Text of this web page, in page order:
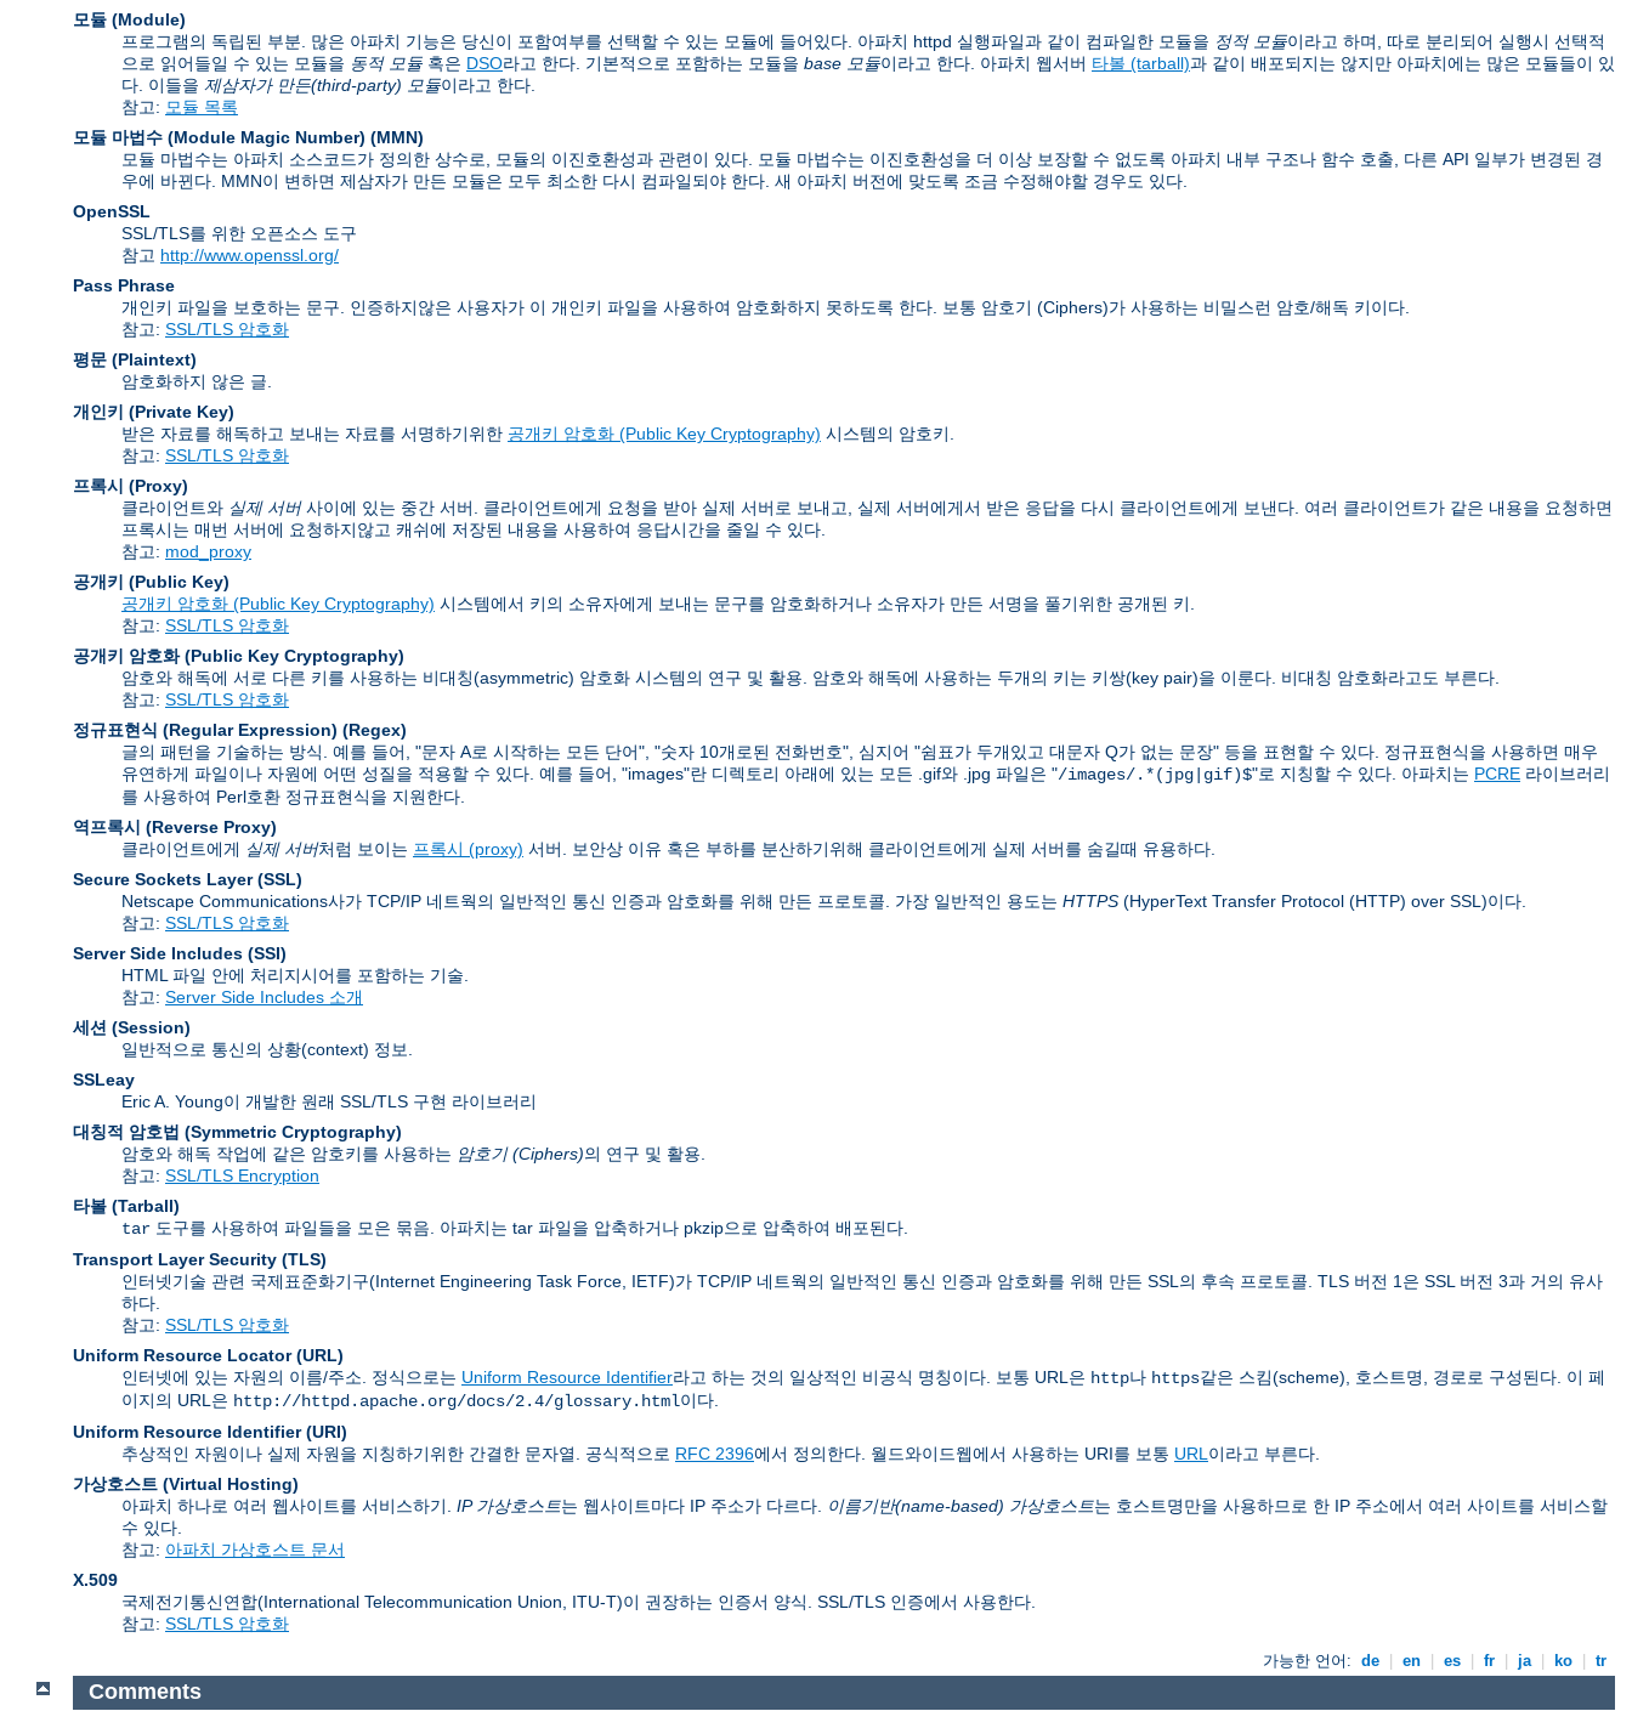
모듈 (Module)
프로그램의 독립된 부분. 많은 아파치 기능은 당신이 포함여부를 선택할 수 있는 모듈에 들어있다. 아파치 httpd 실행파일과 같이 컴파일한 모듈을 정적 모듈이라고 하며, 따로 분리되어 실행시 선택적
으로 읽어들일 수 있는 모듈을 동적 모듈 혹은 DSO라고 한다. 기본적으로 포함하는 모듈을 base 모듈이라고 한다. 아파치 웹서버 타볼 (tarball)과 같이 배포되지는 않지만 아파치에는 많은 모듈들이 있
다. 이들을 제삼자가 만든(third-party) 모듈이라고 한다.
참고: 모듈 목록
모듈 마법수 (Module Magic Number) (MMN)
모듈 마법수는 아파치 소스코드가 정의한 상수로, 모듈의 이진호환성과 관련이 있다. 모듈 마법수는 이진호환성을 더 이상 보장할 수 없도록 아파치 내부 구조나 함수 호출, 다른 API 일부가 변경된 경
우에 바뀐다. MMN이 변하면 제삼자가 만든 모듈은 모두 최소한 다시 컴파일되야 한다. 새 아파치 버전에 맞도록 조금 수정해야할 경우도 있다.
OpenSSL
SSL/TLS를 위한 오픈소스 도구
참고 http://www.openssl.org/
Pass Phrase
개인키 파일을 보호하는 문구. 인증하지않은 사용자가 이 개인키 파일을 사용하여 암호화하지 못하도록 한다. 보통 암호기 (Ciphers)가 사용하는 비밀스런 암호/해독 키이다.
참고: SSL/TLS 암호화
평문 (Plaintext)
암호화하지 않은 글.
개인키 (Private Key)
받은 자료를 해독하고 보내는 자료를 서명하기위한 공개키 암호화 (Public Key Cryptography) 시스템의 암호키.
참고: SSL/TLS 암호화
프록시 (Proxy)
클라이언트와 실제 서버사이에 있는 중간 서버. 클라이언트에게 요청을 받아 실제 서버로 보내고, 실제 서버에게서 받은 응답을 다시 클라이언트에게 보낸다. 여러 클라이언트가 같은 내용을 요청하면
프록시는 매번 서버에 요청하지않고 캐쉬에 저장된 내용을 사용하여 응답시간을 줄일 수 있다.
참고: mod_proxy
공개키 (Public Key)
공개키 암호화 (Public Key Cryptography) 시스템에서 키의 소유자에게 보내는 문구를 암호화하거나 소유자가 만든 서명을 풀기위한 공개된 키.
참고: SSL/TLS 암호화
공개키 암호화 (Public Key Cryptography)
암호와 해독에 서로 다른 키를 사용하는 비대칭(asymmetric) 암호화 시스템의 연구 및 활용. 암호와 해독에 사용하는 두개의 키는 키쌍(key pair)을 이룬다. 비대칭 암호화라고도 부른다.
참고: SSL/TLS 암호화
정규표현식 (Regular Expression) (Regex)
글의 패턴을 기술하는 방식. 예를 들어, "문자 A로 시작하는 모든 단어", "숫자 10개로된 전화번호", 심지어 "쉼표가 두개있고 대문자 Q가 없는 문장" 등을 표현할 수 있다. 정규표현식을 사용하면 매우
유연하게 파일이나 자원에 어떤 성질을 적용할 수 있다. 예를 들어, "images"란 디렉토리 아래에 있는 모든 .gif와 .jpg 파일은 "/images/.*(jpg|gif)$"로 지칭할 수 있다. 아파치는 PCRE 라이브러리
를 사용하여 Perl호환 정규표현식을 지원한다.
역프록시 (Reverse Proxy)
클라이언트에게 실제 서버처럼 보이는 프록시 (proxy) 서버. 보안상 이유 혹은 부하를 분산하기위해 클라이언트에게 실제 서버를 숨길때 유용하다.
Secure Sockets Layer (SSL)
Netscape Communications사가 TCP/IP 네트웍의 일반적인 통신 인증과 암호화를 위해 만든 프로토콜. 가장 일반적인 용도는 HTTPS (HyperText Transfer Protocol (HTTP) over SSL)이다.
참고: SSL/TLS 암호화
Server Side Includes (SSI)
HTML 파일 안에 처리지시어를 포함하는 기술.
참고: Server Side Includes 소개
세션 (Session)
일반적으로 통신의 상황(context) 정보.
SSLeay
Eric A. Young이 개발한 원래 SSL/TLS 구현 라이브러리
대칭적 암호법 (Symmetric Cryptography)
암호와 해독 작업에 같은 암호키를 사용하는 암호기 (Ciphers)의 연구 및 활용.
참고: SSL/TLS Encryption
타볼 (Tarball)
tar 도구를 사용하여 파일들을 모은 묶음. 아파치는 tar 파일을 압축하거나 pkzip으로 압축하여 배포된다.
Transport Layer Security (TLS)
인터넷기술 관련 국제표준화기구(Internet Engineering Task Force, IETF)가 TCP/IP 네트웍의 일반적인 통신 인증과 암호화를 위해 만든 SSL의 후속 프로토콜. TLS 버전 1은 SSL 버전 3과 거의 유사
하다.
참고: SSL/TLS 암호화
Uniform Resource Locator (URL)
인터넷에 있는 자원의 이름/주소. 정식으로는 Uniform Resource Identifier라고 하는 것의 일상적인 비공식 명칭이다. 보통 URL은 http나 https같은 스킴(scheme), 호스트명, 경로로 구성된다. 이 페
이지의 URL은 http://httpd.apache.org/docs/2.4/glossary.html이다.
Uniform Resource Identifier (URI)
추상적인 자원이나 실제 자원을 지칭하기위한 간결한 문자열. 공식적으로 RFC 2396에서 정의한다. 월드와이드웹에서 사용하는 URI를 보통 URL 이라고 부른다.
가상호스트 (Virtual Hosting)
아파치 하나로 여러 웹사이트를 서비스하기. IP 가상호스트는 웹사이트마다 IP 주소가 다르다. 이름기반(name-based) 가상호스트는 호스트명만을 사용하므로 한 IP 주소에서 여러 사이트를 서비스할
수 있다.
참고: 아파치 가상호스트 문서
X.509
국제전기통신연합(International Telecommunication Union, ITU-T)이 권장하는 인증서 양식. SSL/TLS 인증에서 사용한다.
참고: SSL/TLS 암호화
가능한 언어: de | en | es | fr | ja | ko | tr
Comments